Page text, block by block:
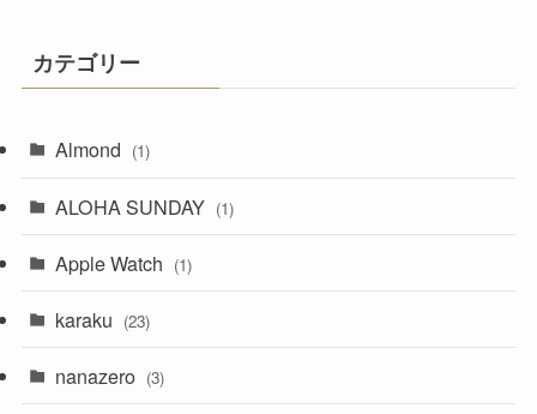
カテゴリー
Almond (1)
ALOHA SUNDAY (1)
Apple Watch (1)
karaku (23)
nanazero (3)